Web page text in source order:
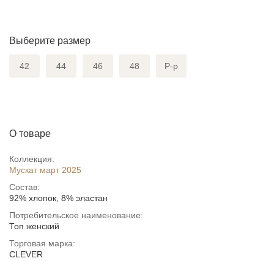
Выберите размер
42 44 46 48 Р-р
О товаре
Коллекция:
Мускат март 2025
Состав:
92% хлопок, 8% эластан
Потребительское наименование:
Топ женский
Торговая марка:
CLEVER